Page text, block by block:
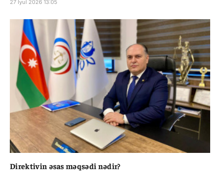
27 İyul 2026 13:05
Direktivin əsas məqsədi nədir?